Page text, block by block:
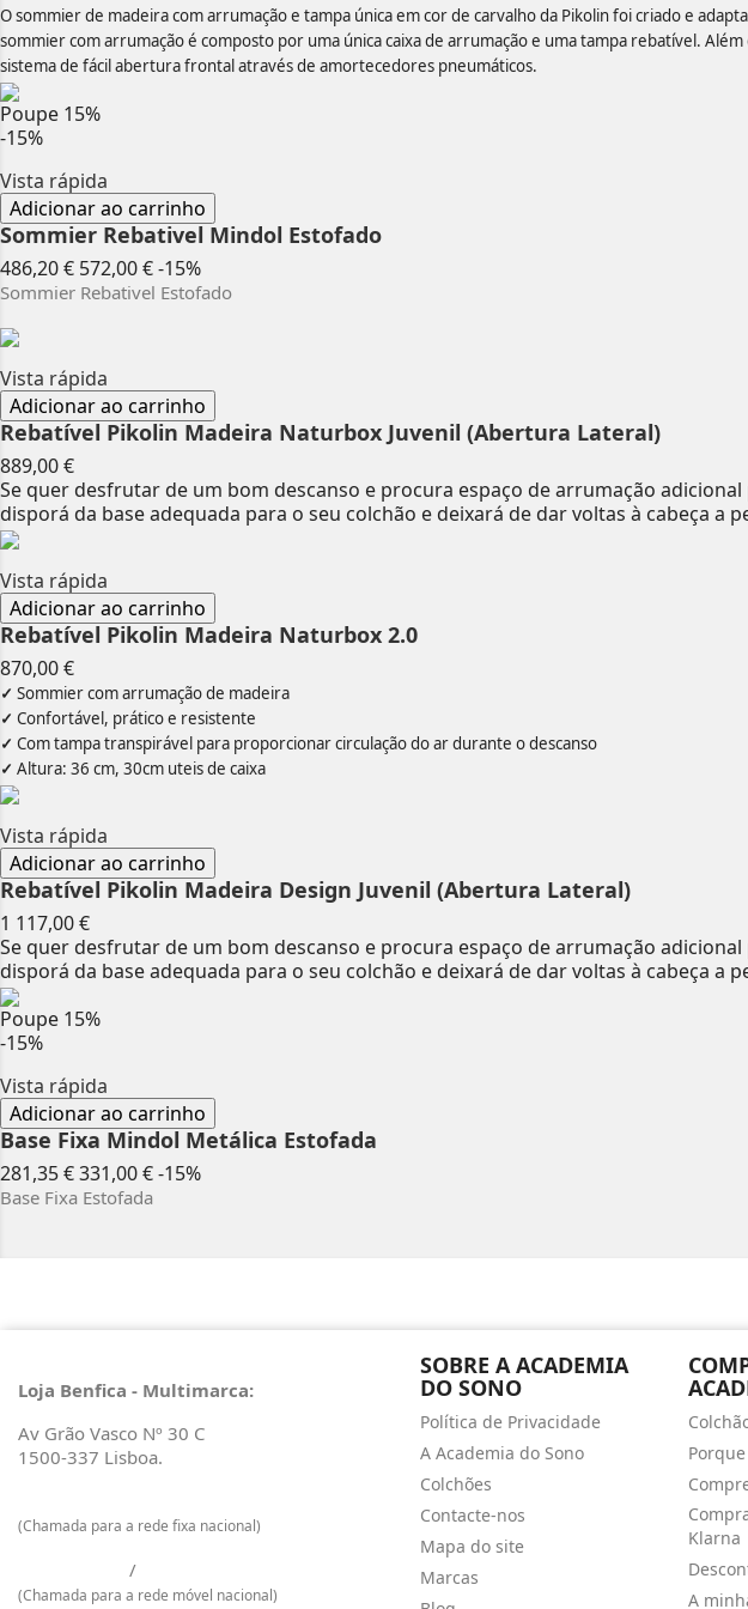
O sommier de madeira com arrumação e tampa única em cor de carvalho da Pikolin foi criado e
sommier com arrumação é composto por uma única caixa de arrumação e uma tampa rebatível.
sistema de fácil abertura frontal através de amortecedores pneumáticos.
Poupe 15%
-15%
Vista rápida
Adicionar ao carrinho
Sommier Rebativel Mindol Estofado
486,20 € Preço
normal
572,00 €-15%Preço
Sommier Rebativel Estofado
Vista rápida
Adicionar ao carrinho
Rebatível Pikolin Madeira Naturbox Juvenil (Abertura Lateral)
889,00 €Preço
Se quer desfrutar de um bom descanso e procura espaço de arrumação
disporá da base adequada para o seu colchão e deixará de dar voltas à cabeça a
Vista rápida
Adicionar ao carrinho
Rebatível Pikolin Madeira Naturbox 2.0
870,00 €Preço
✓ Sommier com arrumação de madeira
✓ Confortável, prático e resistente
✓ Com tampa transpirável para proporcionar circulação do ar durante o descanso
✓ Altura: 36 cm, 30cm uteis de caixa
Vista rápida
Adicionar ao carrinho
Rebatível Pikolin Madeira Design Juvenil (Abertura Lateral)
1 117,00 €Preço
Se quer desfrutar de um bom descanso e procura espaço de arrumação
disporá da base adequada para o seu colchão e deixará de dar voltas à cabeça a
Poupe 15%
-15%
Vista rápida
Adicionar ao carrinho
Base Fixa Mindol Metálica Estofada
281,35 €Preço
normal
331,00 €-15%Preço
Base Fixa Estofada
Loja Benfica - Multimarca:
Av Grão Vasco Nº 30 C
1500-337 Lisboa.
(Chamada para a rede fixa nacional)
/
(Chamada para a rede móvel nacional)
SOBRE A ACADEMIA
DO SONO
Política de Privacidade
A Academia do Sono
Colchões
Contacte-nos
Mapa do site
Marcas
Klarna
A